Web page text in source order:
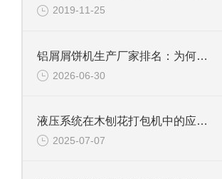
2019-11-25
铝屑屑饼机生产厂家排名：为何恩派特成为行业之选？
2026-06-30
液压系统在木刨花打包机中的应用与维护
2025-07-07